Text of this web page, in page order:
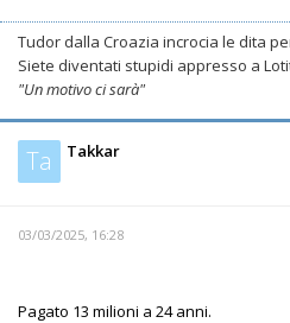
Tudor dalla Croazia incrocia le dita
Siete diventati stupidi appresso a
"Un motivo ci sarà"
Ta Takkar
03/03/2025, 16:28
Pagato 13 milioni a 24 anni.